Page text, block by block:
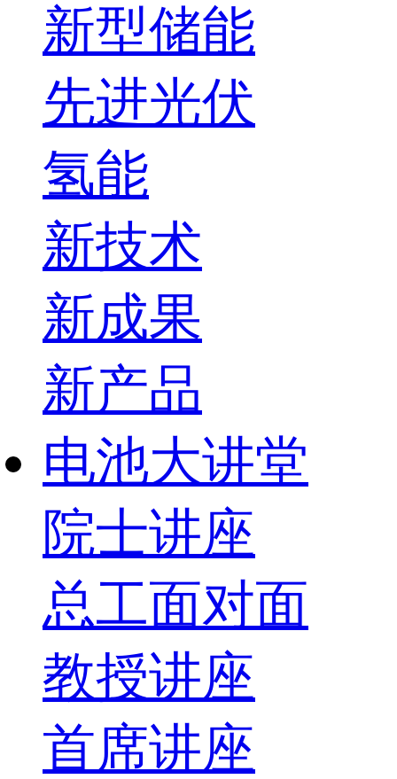
新型储能
先进光伏
氢能
新技术
新成果
新产品
电池大讲堂
院士讲座
总工面对面
教授讲座
首席讲座